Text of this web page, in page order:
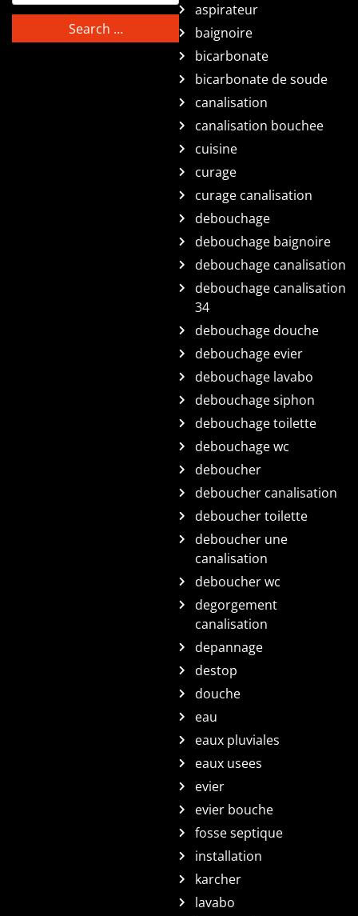
aspirateur
baignoire
bicarbonate
bicarbonate de soude
canalisation
canalisation bouchee
cuisine
curage
curage canalisation
debouchage
debouchage baignoire
debouchage canalisation
debouchage canalisation
34
debouchage douche
debouchage evier
debouchage lavabo
debouchage siphon
debouchage toilette
debouchage wc
deboucher
deboucher canalisation
deboucher toilette
deboucher une
canalisation
deboucher wc
degorgement
canalisation
depannage
destop
douche
eau
eaux pluviales
eaux usees
evier
evier bouche
fosse septique
installation
karcher
lavabo